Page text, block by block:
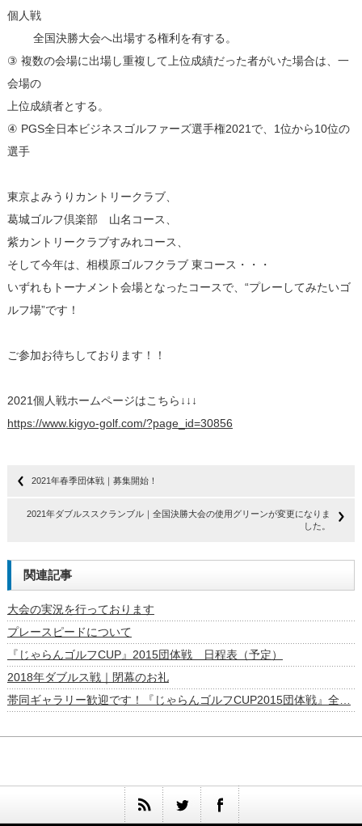
個人戦
全国決勝大会へ出場する権利を有する。
③ 複数の会場に出場し重複して上位成績だった者がいた場合は、一
会場の
上位成績者とする。
④ PGS全日本ビジネスゴルファーズ選手権2021で、1位から10位の
選手
東京よみうりカントリークラブ、
葛城ゴルフ倶楽部 山名コース、
紫カントリークラブすみれコース、
そして今年は、相模原ゴルフクラブ 東コース・・・
いずれもトーナメント会場となったコースで、“プレーしてみたいゴ
ルフ場”です！
ご参加お待ちしております！！
2021個人戦ホームページはこちら↓↓↓
https://www.kigyo-golf.com/?page_id=30856
2021年春季団体戦｜募集開始！
2021年ダブルススクランブル｜全国決勝大会の使用グリーンが変更になりま
した。
関連記事
大会の実況を行っております
プレースピードについて
『じゃらんゴルフCUP』2015団体戦 日程表（予定）
2018年ダブルス戦｜閉幕のお礼
帯同ギャラリー歓迎です！『じゃらんゴルフCUP2015団体戦』全…